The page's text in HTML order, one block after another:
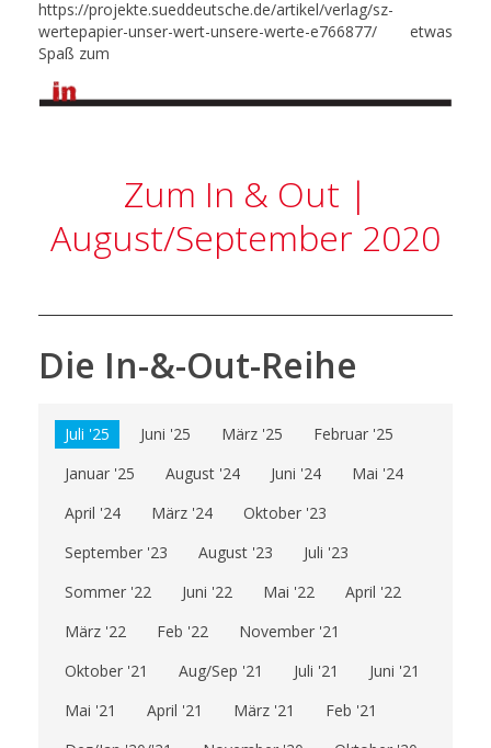
https://projekte.sueddeutsche.de/artikel/verlag/sz-
wertepapier-unser-wert-unsere-werte-e766877/ etwas
Spaß zum
Zum In & Out |
August/September 2020
Die In-&-Out-Reihe
Juli '25 Juni '25 März '25
Februar '25
Januar '25
August '24 Juni '24
Mai '24
April '24
März '24
Oktober '23
September '23
August '23
Juli '23
Sommer '22
Juni '22 Mai '22
April '22
März '22
Feb '22
November '21
Oktober '21
Aug/Sep '21 Juli '21
Juni '21
Mai '21
April '21 März '21
Feb '21